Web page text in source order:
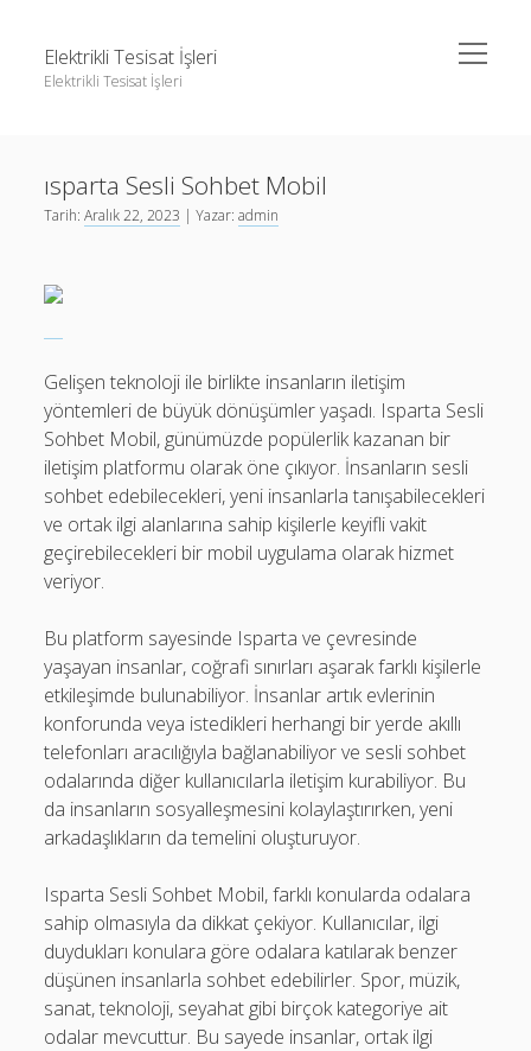
Elektrikli Tesisat İşleri
Elektrikli Tesisat İşleri
menüyü
aç
Linkedin Takipçi Çoğaltma Bedava
Liste
Tiktok Yorum Yükseltme Hilesi Bedava
Tiktok Yorum Yükseltme Hilesi Bedava
ısparta Sesli Sohbet Mobil
Tarih:Aralık 22, 2023 | Yazar:admin
Gelişen teknoloji ile birlikte insanların iletişim
yöntemleri de büyük dönüşümler yaşadı. Isparta Sesli
Sohbet Mobil, günümüzde popülerlik kazanan bir
iletişim platformu olarak öne çıkıyor. İnsanların sesli
sohbet edebilecekleri, yeni insanlarla tanışabilecekleri
ve ortak ilgi alanlarına sahip kişilerle keyifli vakit
geçirebilecekleri bir mobil uygulama olarak hizmet
veriyor.
Bu platform sayesinde Isparta ve çevresinde
yaşayan insanlar, coğrafi sınırları aşarak farklı kişilerle
etkileşimde bulunabiliyor. İnsanlar artık evlerinin
konforunda veya istedikleri herhangi bir yerde akıllı
telefonları aracılığıyla bağlanabiliyor ve sesli sohbet
odalarında diğer kullanıcılarla iletişim kurabiliyor. Bu
da insanların sosyalleşmesini kolaylaştırırken, yeni
arkadaşlıkların da temelini oluşturuyor.
Isparta Sesli Sohbet Mobil, farklı konularda odalara
sahip olmasıyla da dikkat çekiyor. Kullanıcılar, ilgi
duydukları konulara göre odalara katılarak benzer
düşünen insanlarla sohbet edebilirler. Spor, müzik,
sanat, teknoloji, seyahat gibi birçok kategoriye ait
odalar mevcuttur. Bu sayede insanlar, ortak ilgi